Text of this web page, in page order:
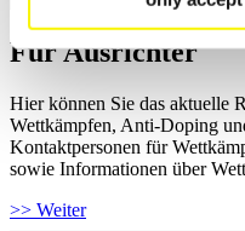
Für Ausrichter
Hier können Sie das aktuelle
Wettkämpfen, Anti-Doping
Kontaktpersonen für
sowie Informationen über
>> Weiter